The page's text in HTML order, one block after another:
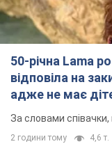
50-річна Lama
відповіла на
адже не має
За словами
2 години тому 4,6 т.